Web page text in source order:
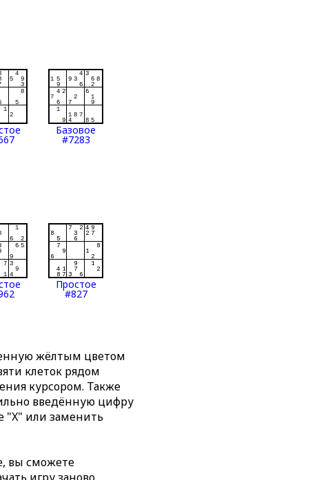
Базовое
#7283
Простое
#827
жёлтым цветом
клеток рядом
курсором. Также
введённую цифру
"X" или заменить
вы сможете